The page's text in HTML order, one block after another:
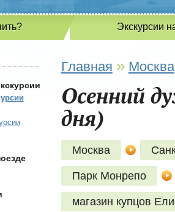
Экскурсии
Главная » Москва
Осенний
дня)
Москва
Парк Монрепо
магазин купцов